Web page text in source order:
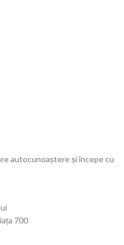
autocunoaștere și începe cu
700